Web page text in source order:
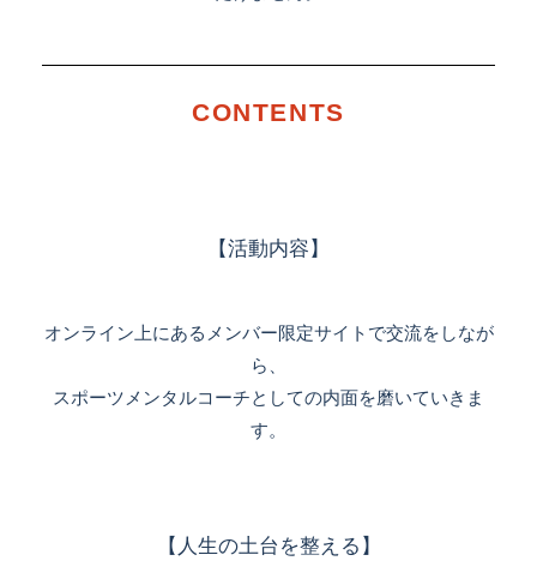
CONTENTS
【活動内容】
オンライン上にあるメンバー限定サイトで交流をしなが
ら、
スポーツメンタルコーチとしての内面を磨いていきま
す。
【人生の土台を整える】